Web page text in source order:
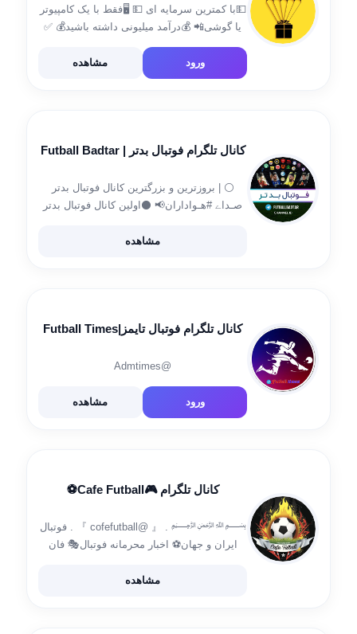
💵با کمترین سرمایه ای 💵 🖥فقط با یک کامپیوتر
یا گوشی📲 💰درآمد میلیونی داشته باشید💰 ✅
⏰ #ایردراپ #رفرال مدیریت تبلیغ و تبادل👇
@amiram9959 رفرال […]
ورود مشاهده
کانال تلگرام فوتبال بدتر | Futball Badtar
⚪ | بروزترین و بزرگترین کانال فوتبال بدتر
صـداے #هـواداران📢 ⚫اولین کانال فوتبال بدتر
تیم های لیگ برتر ایران📊 ⚜ارتباط با ما :
مشاهده
کانال تلگرام فوتبال تایمز|Futball Times
@Admtimes
ورود مشاهده
کانال تلگرام 🎮Cafe Futball⚽
﷽ . 『 @cofefutball 』 . فوتبال
ایران و جهان⚽ اخبار محرمانه فوتبال🎭 فان
مشاهده